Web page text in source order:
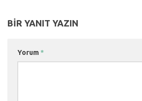
BIR YANIT YAZIN
Yorum *